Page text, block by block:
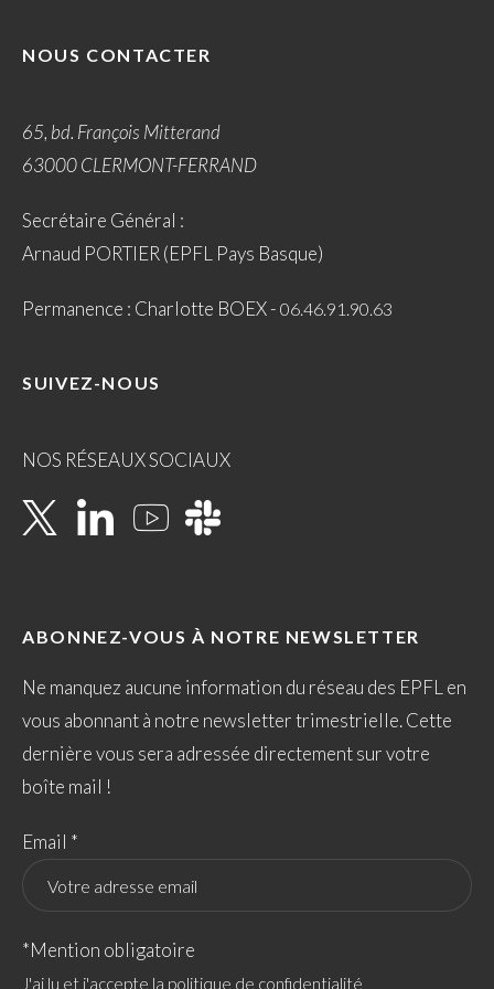
NOUS CONTACTER
65, bd. François Mitterand
63000 CLERMONT-FERRAND
Secrétaire Général :
Arnaud PORTIER (EPFL Pays Basque)
Permanence : Charlotte BOEX -06.46.91.90.63
SUIVEZ-NOUS
NOS RÉSEAUX SOCIAUX
ABONNEZ-VOUS À NOTRE NEWSLETTER
Ne manquez aucune information du réseau des EPFL en
vous abonnant à notre newsletter trimestrielle. Cette
dernière vous sera adressée directement sur votre
boîte mail !
Email *
*Mention obligatoire
J'ai lu et j'accepte la politique de confidentialité